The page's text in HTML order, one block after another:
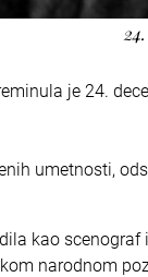
je 24.
umetnosti,
kao
narodnom